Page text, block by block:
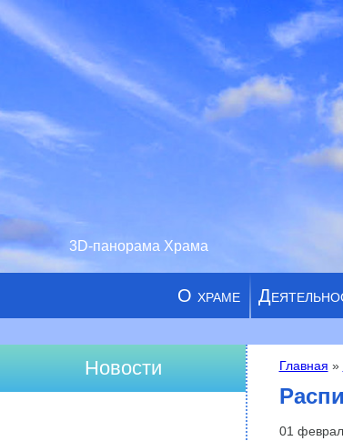
3D-панорама Храма
О храме
Вы
Главная »
01
Новости